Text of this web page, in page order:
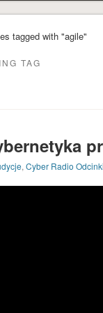
tagged with "agile"
TAG
, Cyber Radio Odcinki